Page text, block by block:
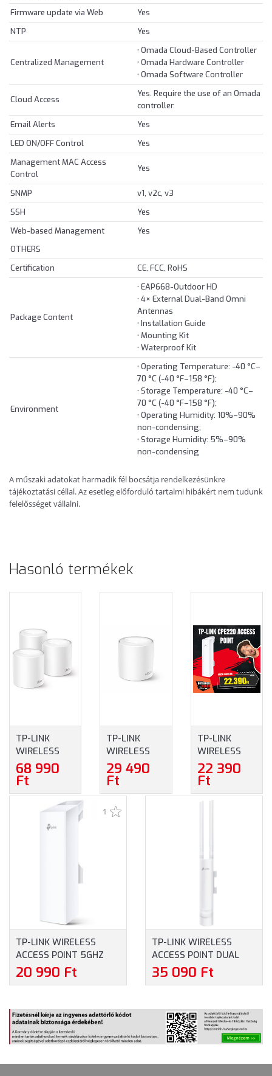
Firmware update via Web
Yes
NTP
Yes
Centralized Management
• Omada Cloud-Based Controller
• Omada Hardware Controller
• Omada Software Controller
Cloud Access
Yes. Require the use of an Omada
controller.
Email Alerts
Yes
LED ON/OFF Control
Yes
Management MAC Access
Control
Yes
SNMP
v1, v2c, v3
SSH
Yes
Web-based Management
Yes
OTHERS
Certification
CE, FCC, RoHS
Package Content
• EAP668-Outdoor HD
• 4× External Dual-Band Omni
Antennas
• Installation Guide
• Mounting Kit
• Waterproof Kit
Environment
• Operating Temperature: -40 °C–
70 °C (-40 °F–158 °F);
• Storage Temperature: -40 °C–
70 °C (-40 °F–158 °F);
• Operating Humidity: 10%–90%
non-condensing;
• Storage Humidity: 5%–90%
non-condensing
A műszaki adatokat harmadik fél bocsátja rendelkezésünkre
tájékoztatási céllal. Az esetleg előforduló tartalmi hibákért nem tudunk
felelősséget vállalni.
Hasonló termékek
TP-LINK
WIRELESS
MESH
NETWORKING
DECO X10 (3-
68 990
Ft
TP-LINK
WIRELESS
MESH
NETWORKING
DECO X10 (1-
29 490
Ft
TP-LINK
WIRELESS
ACCESS
POINT N-ES
KÜLTÉRI
22 390
Ft
1
TP-LINK WIRELESS
ACCESS POINT 5GHZ
300MBPS KÜLTÉRI
(CPE510)
20 990 Ft
TP-LINK WIRELESS
ACCESS POINT DUAL
BAND AC1200 KÜLTÉRI
(EAP225-OUTDOOR)
35 090 Ft